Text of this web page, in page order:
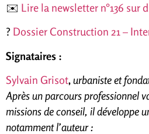
✉️ Lire la newsletter n°136 sur
?️ Dossier Construction 21 –
Signataires :
Sylvain Grisot,urbaniste et
Après un parcours professionnel
missions de conseil, il développe
notamment l’auteur :